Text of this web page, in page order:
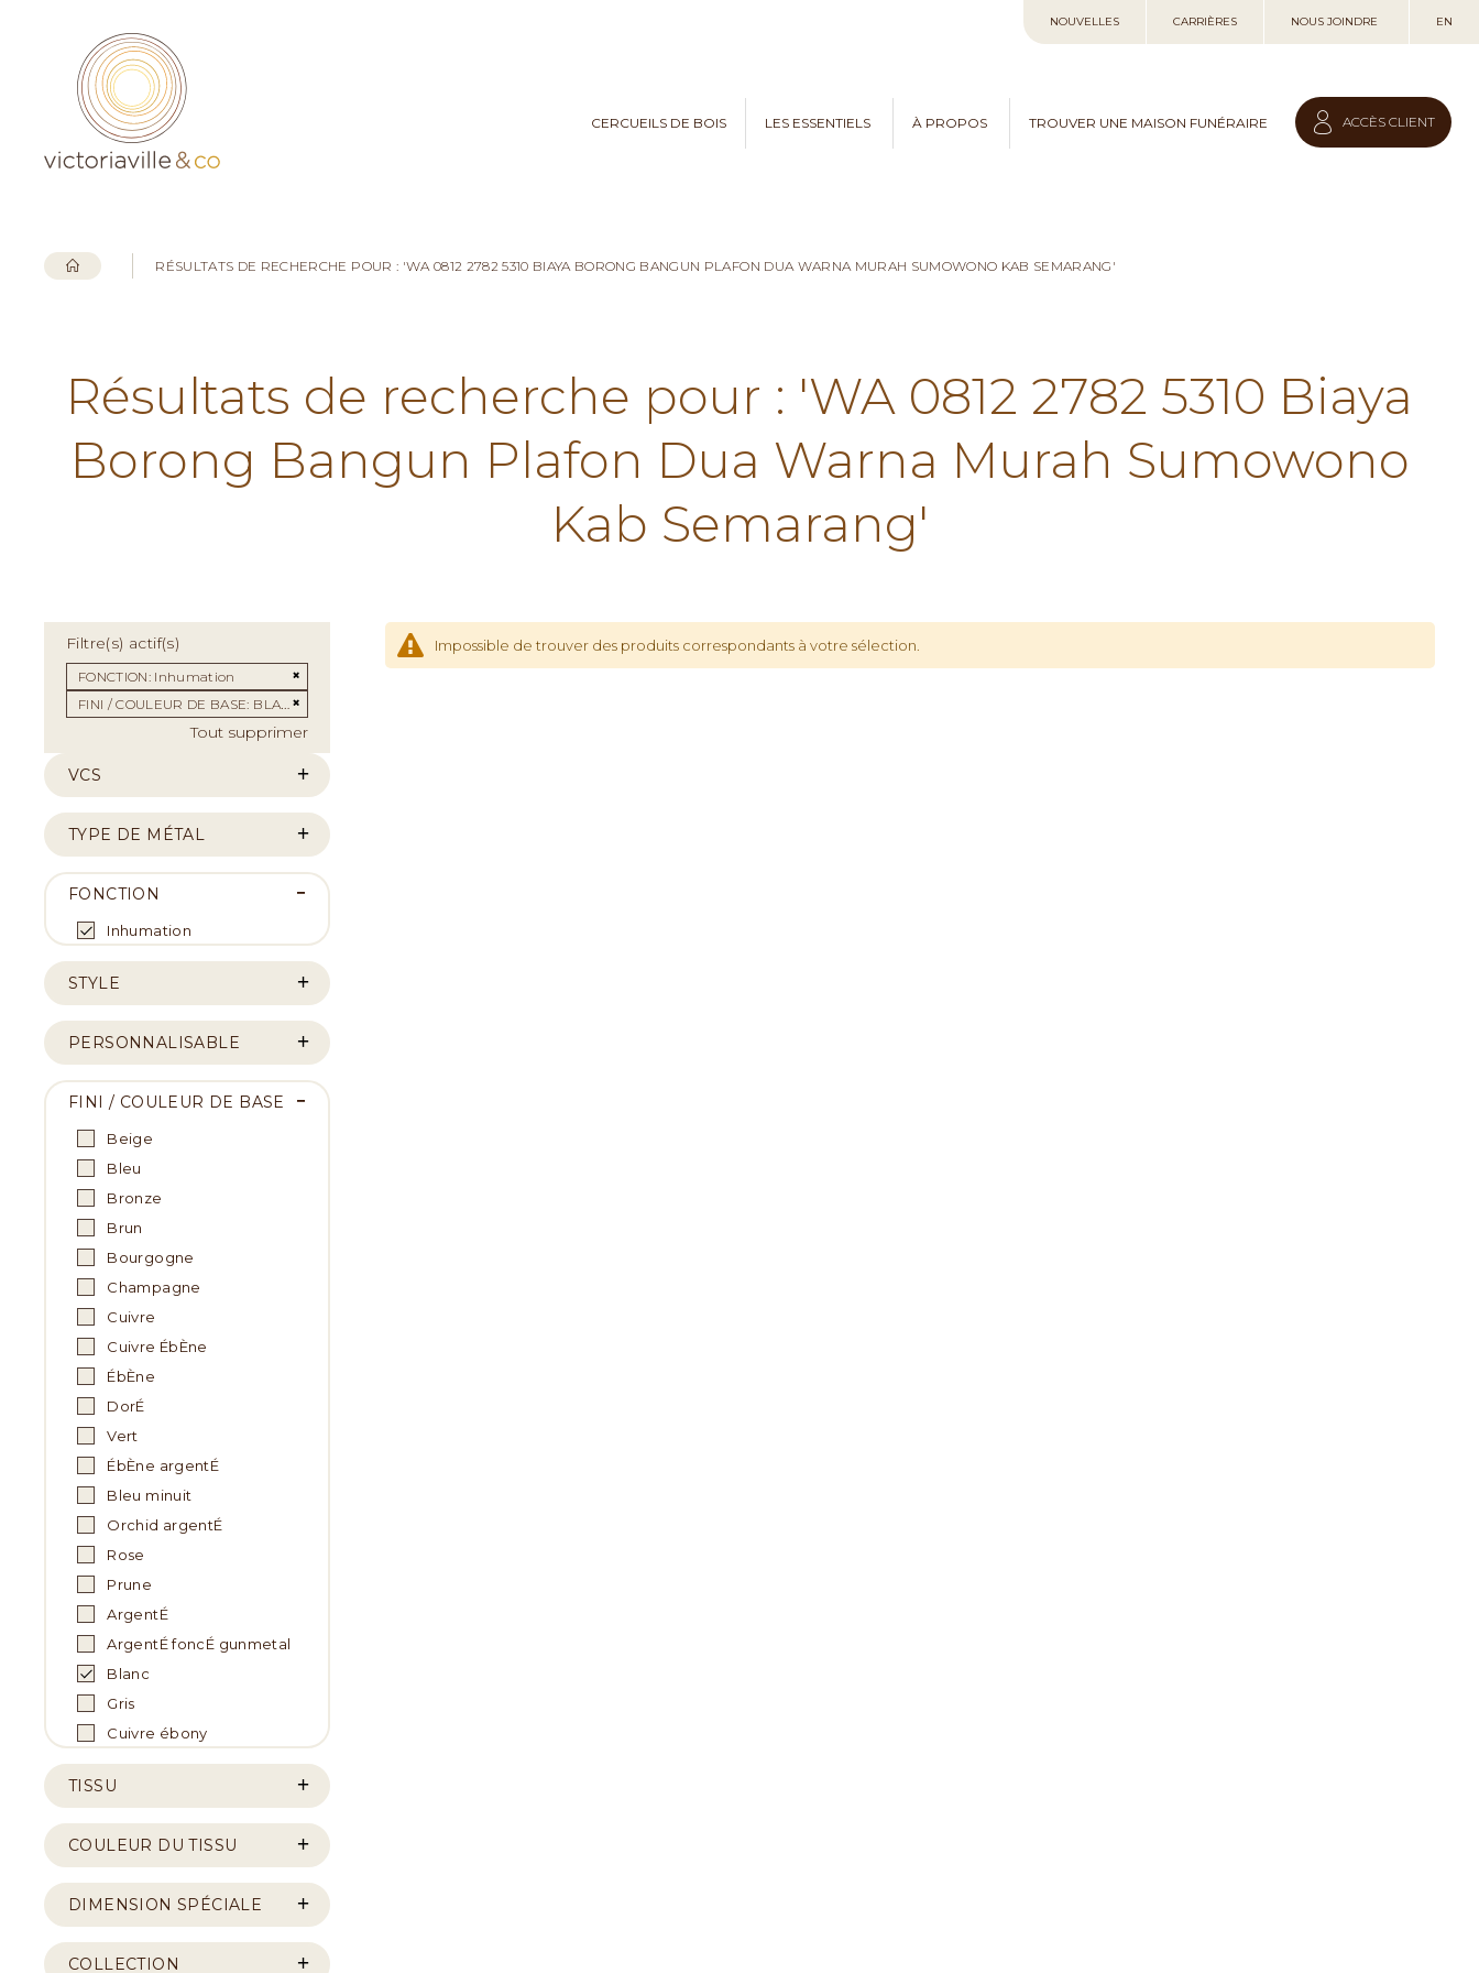
au
NOUVELLES CARRIÈRES NOUS JOINDRE EN
CERCUEILS DE BOIS LES ESSENTIELS À PROPOS TROUVER UNE MAISON FUNÉRAIRE ACCÈS CLIENT
RÉSULTATS DE RECHERCHE POUR : 'WA 0812 2782 5310 BIAYA BORONG BANGUN PLAFON DUA WARNA MURAH SUMOWONO KAB SEMARANG'
Résultats de recherche pour : 'WA 0812 2782 5310 Biaya
Borong Bangun Plafon Dua Warna Murah Sumowono
Kab Semarang'
Impossible de trouver des produits correspondants à votre sélection.
Filtre(s) actif(s)
FONCTION Inhumation
Supprimer cet Élément
FINI / COULEUR DE BASE BLANC
Tout supprimer
VCS
TYPE DE MÉTAL
FONCTION
Inhumation
STYLE
PERSONNALISABLE
FINI / COULEUR DE BASE
Beige
Bleu
Bronze
Brun
Bourgogne
Champagne
Cuivre
Cuivre ÉbÈne
ÉbÈne
DorÉ
Vert
ÉbÈne argentÉ
Bleu minuit
Orchid argentÉ
Rose
Prune
ArgentÉ
ArgentÉ foncÉ gunmetal
Blanc
Gris
Cuivre ébony
TISSU
COULEUR DU TISSU
DIMENSION SPÉCIALE
COLLECTION